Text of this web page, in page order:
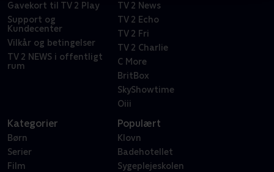
Gavekort til TV 2 Play
Support og
Kundecenter
Vilkår og betingelser
TV 2 NEWS i offentligt
rum
TV 2 News
TV 2 Echo
TV 2 Fri
TV 2 Charlie
C More
BritBox
SkyShowtime
Oiii
Kategorier
Børn
Serier
Film
Populært
Klovn
Badehotellet
Sygeplejeskolen